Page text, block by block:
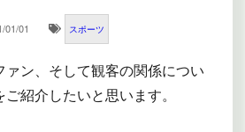
01/01 スポーツ
ン、そして観客の関係につい
紹介したいと思います。